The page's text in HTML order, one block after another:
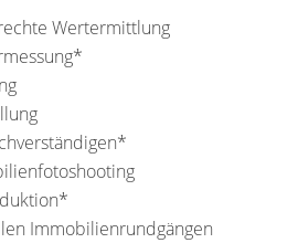
Wertermittlung
Immobilienrundgängen